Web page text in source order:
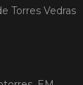
Torres Vedras